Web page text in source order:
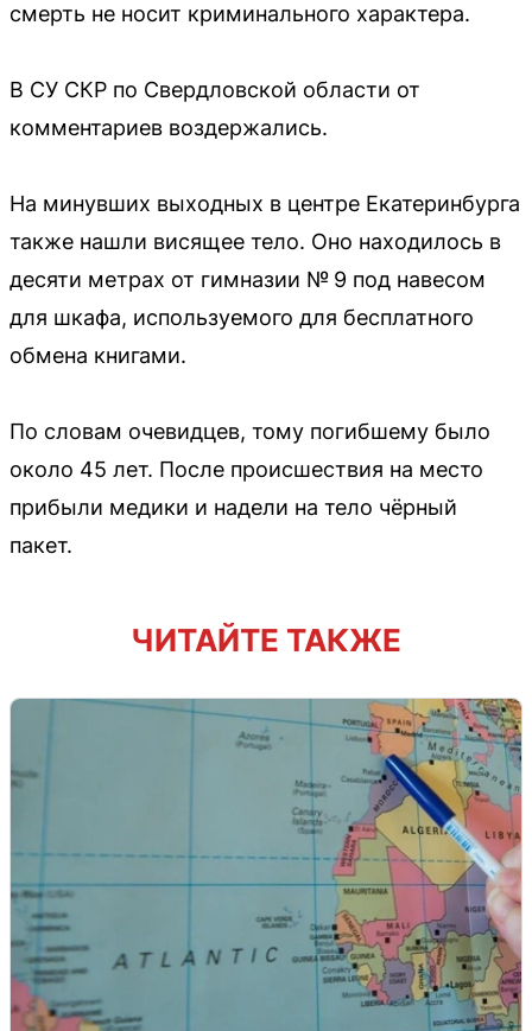
смерть не носит криминального характера.
В СУ СКР по Свердловской области от
комментариев воздержались.
На минувших выходных в центре Екатеринбурга
также нашли висящее тело. Оно находилось в
десяти метрах от гимназии № 9 под навесом
для шкафа, используемого для бесплатного
обмена книгами.
По словам очевидцев, тому погибшему было
около 45 лет. После происшествия на место
прибыли медики и надели на тело чёрный
пакет.
ЧИТАЙТЕ ТАКЖЕ